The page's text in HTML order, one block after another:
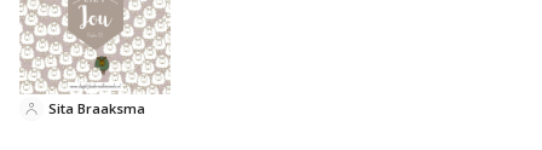
Sita Braaksma